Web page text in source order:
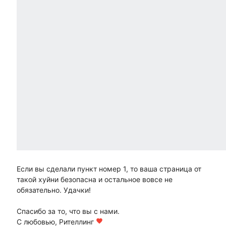
Если вы сделали пункт номер 1, то ваша страница от
такой хуйни безопасна и остальное вовсе не
обязательно. Удачки!
Спасибо за то, что вы с нами.
С любовью, Рителлинг favorite